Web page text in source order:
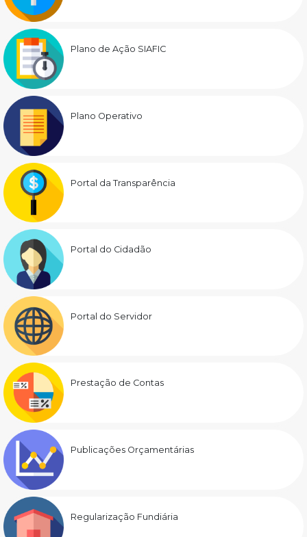
Plano de Ação SIAFIC
Plano Operativo
Portal da Transparência
Portal do Cidadão
Portal do Servidor
Prestação de Contas
Publicações Orçamentárias
Regularização Fundiária